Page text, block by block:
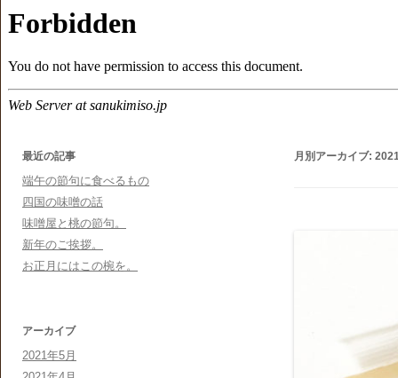
月別アーカイブ:
最近の記事
端午の節句に食べるもの
四国の味噌の話
味噌屋と桃の節句。
新年のご挨拶。
お正月にはこの椀を。
アーカイブ
2021年5月